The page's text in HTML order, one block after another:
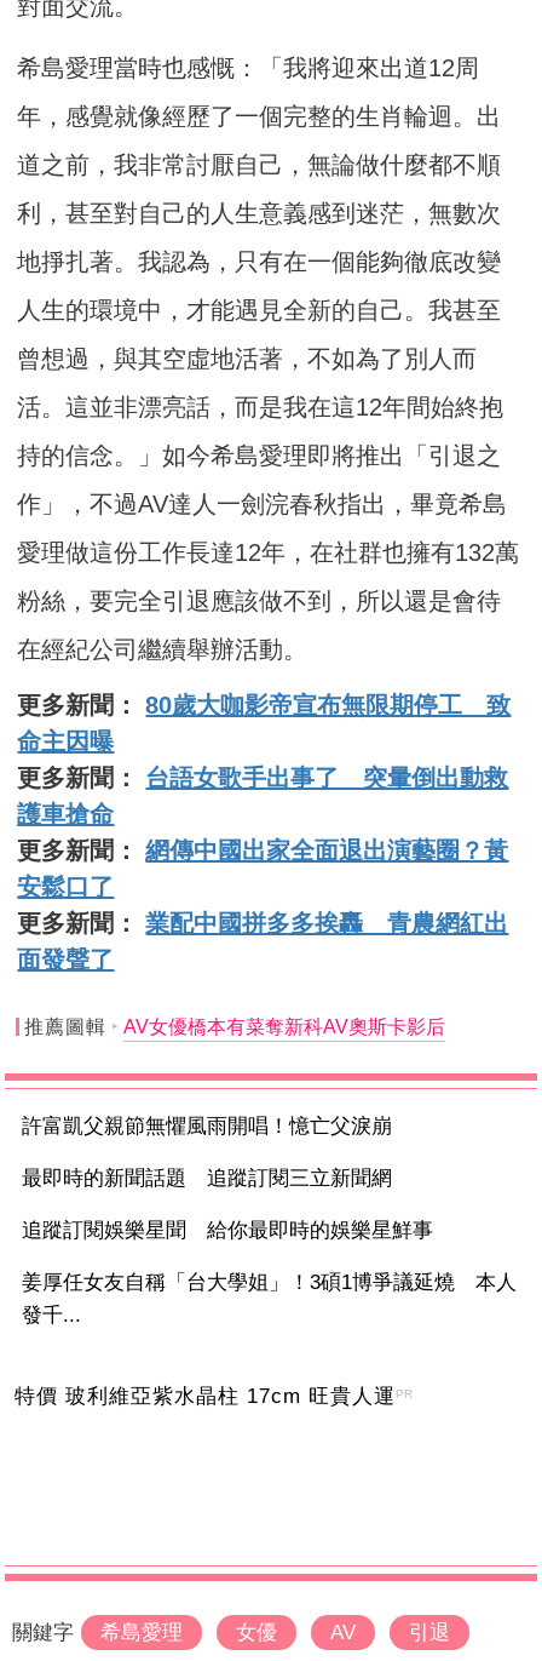
對面交流。
希島愛理當時也感慨：「我將迎來出道12周
年，感覺就像經歷了一個完整的生肖輪迴。出
道之前，我非常討厭自己，無論做什麼都不順
利，甚至對自己的人生意義感到迷茫，無數次
地掙扎著。我認為，只有在一個能夠徹底改變
人生的環境中，才能遇見全新的自己。我甚至
曾想過，與其空虛地活著，不如為了別人而
活。這並非漂亮話，而是我在這12年間始終抱
持的信念。」如今希島愛理即將推出「引退之
作」，不過AV達人一劍浣春秋指出，畢竟希島
愛理做這份工作長達12年，在社群也擁有132萬
粉絲，要完全引退應該做不到，所以還是會待
在經紀公司繼續舉辦活動。
更多新聞：80歲大咖影帝宣布無限期停工 致
命主因曝
更多新聞： 台語女歌手出事了 突暈倒出動救
護車搶命
更多新聞：網傳中國出家全面退出演藝圈？黃
安鬆口了
更多新聞：業配中國拼多多挨轟 青農網紅出
面發聲了
推薦圖輯 AV女優橋本有菜奪新科AV奧斯卡影后
許富凱父親節無懼風雨開唱！憶亡父淚崩
最即時的新聞話題 追蹤訂閱三立新聞網
追蹤訂閱娛樂星聞 給你最即時的娛樂星鮮事
姜厚任女友自稱「台大學姐」！3碩1博爭議延燒 本人
發千...
特價 玻利維亞紫水晶柱 17cm 旺貴人運 PR
關鍵字 希島愛理 女優 AV 引退